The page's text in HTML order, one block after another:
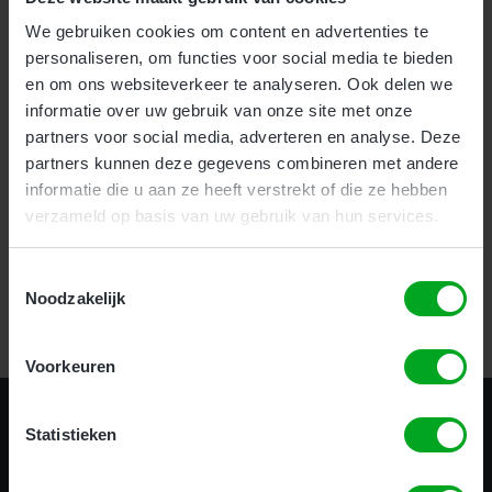
We gebruiken cookies om content en advertenties te
personaliseren, om functies voor social media te bieden
en om ons websiteverkeer te analyseren. Ook delen we
informatie over uw gebruik van onze site met onze
partners voor social media, adverteren en analyse. Deze
partners kunnen deze gegevens combineren met andere
informatie die u aan ze heeft verstrekt of die ze hebben
verzameld op basis van uw gebruik van hun services.
Noodzakelijk
Voorkeuren
Statistieken
Voor bedrijven bieden wij onze nieuwe en zeer effectieve
uurs Incompany trainingaan.
Als particulier kunt u uw hoogwerker certificaat halen
opmeerdere locatiesdoor heel het land.
Certificering in 1 uur!